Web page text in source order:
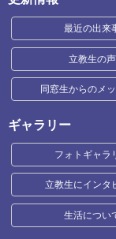
最近の出来
立教生の声
同窓生からのメ
ギャラリー
フォトギャラ
立教生にインタ
生活につい